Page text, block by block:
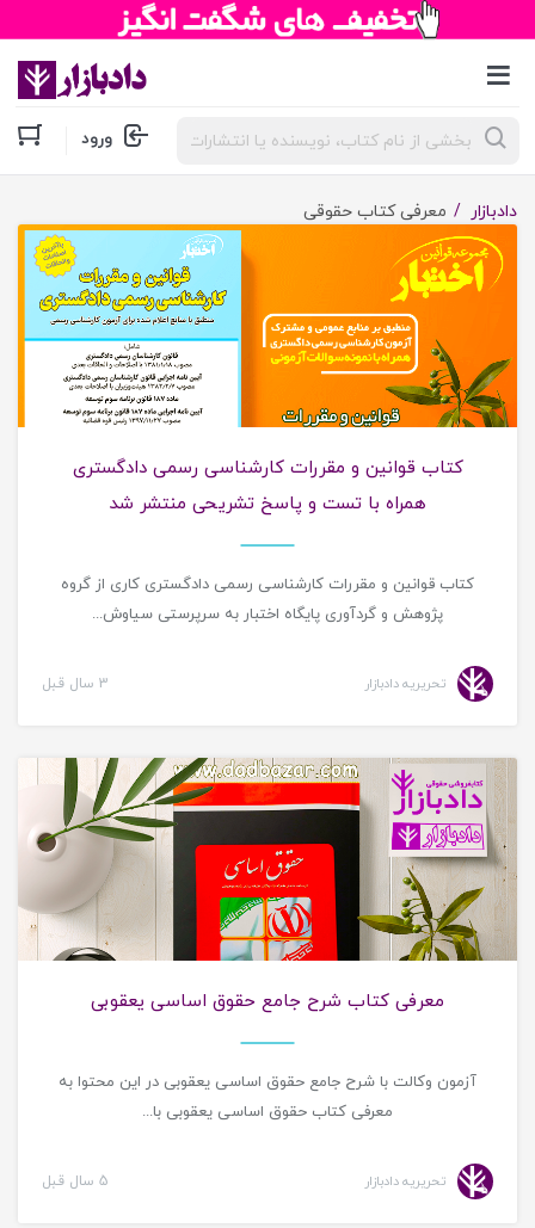
جستجوی
محصولات ورود
دادبازار معرفی کتاب حقوقی
کتاب قوانین و مقررات کارشناسی رسمی دادگستری
همراه با تست و پاسخ تشریحی منتشر شد
کتاب قوانین و مقررات کارشناسی رسمی دادگستری کاری از گروه
پژوهش و گردآوری پایگاه اختبار به سرپرستی سیاوش...
تحریریه دادبازار 3 سال قبل
معرفی کتاب شرح جامع حقوق اساسی یعقوبی
آزمون وکالت با شرح جامع حقوق اساسی یعقوبی در این محتوا به
معرفی کتاب حقوق اساسی یعقوبی با...
تحریریه دادبازار 5 سال قبل